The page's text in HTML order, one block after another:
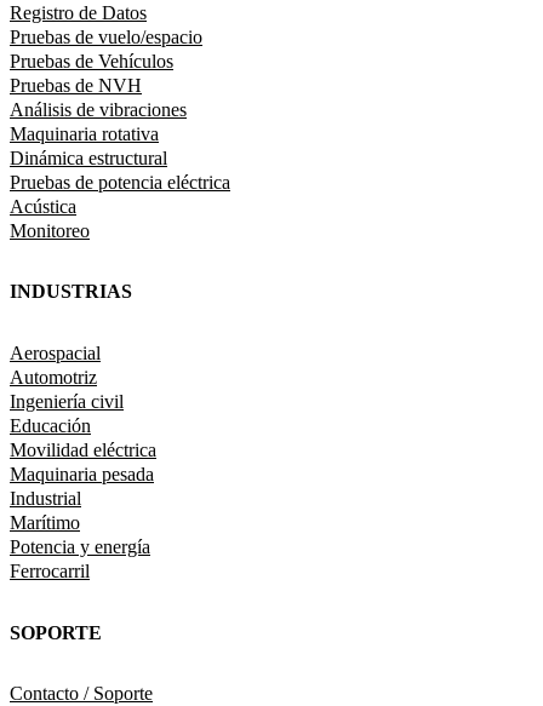
Registro de Datos
Pruebas de vuelo/espacio
Pruebas de Vehículos
Pruebas de NVH
Análisis de vibraciones
Maquinaria rotativa
Dinámica estructural
Pruebas de potencia eléctrica
Acústica
Monitoreo
INDUSTRIAS
Aerospacial
Automotriz
Ingeniería civil
Educación
Movilidad eléctrica
Maquinaria pesada
Industrial
Marítimo
Potencia y energía
Ferrocarril
SOPORTE
Contacto / Soporte